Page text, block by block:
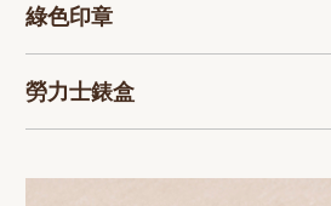
綠色印章
勞力士錶盒